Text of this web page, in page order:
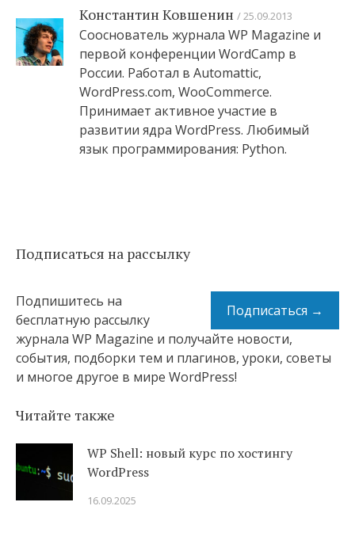
Константин Ковшенин 25.09.2013
Сооснователь журнала WP Magazine и
первой конференции WordCamp в
России. Работал в Automattic,
WordPress.com, WooCommerce.
Принимает активное участие в
развитии ядра WordPress. Любимый
язык программирования: Python.
Подписаться на рассылку
Подписаться →
Подпишитесь на
бесплатную рассылку
журнала WP Magazine и получайте новости,
события, подборки тем и плагинов, уроки, советы
и многое другое в мире WordPress!
Читайте также
WP Shell: новый курс по хостингу
WordPress
16.09.2025